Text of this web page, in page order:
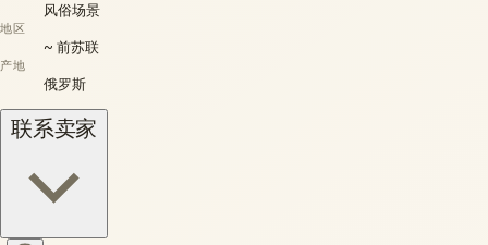
风俗场景
地区
~ 前苏联
产地
俄罗斯
联系卖家